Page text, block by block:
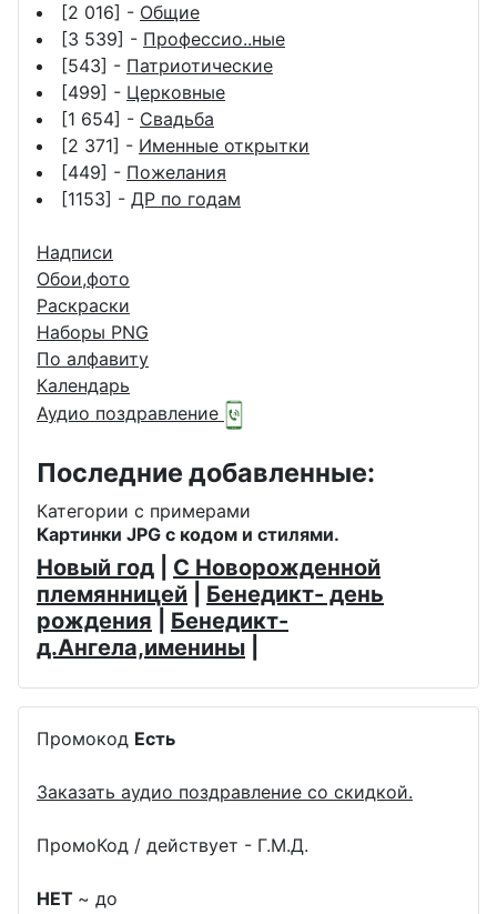
[2 016] - Общие
[3 539] - Профессио..ные
[543] - Патриотические
[499] - Церковные
[1 654] - Свадьба
[2 371] - Именные открытки
[449] - Пожелания
[1153] - ДР по годам
Надписи
Обои,фото
Раскраски
Наборы PNG
По алфавиту
Календарь
Аудио поздравление
Последние добавленные:
Категории с примерами
Картинки JPG с кодом и стилями.
Новый год
С Новорожденной
племянницей
Бенедикт- день
рождения
Бенедикт-
д.Ангела,именины
Промокод Есть
Заказать аудио поздравление со скидкой.
ПромоКод / действует - Г.М.Д.
НЕТ ~ до